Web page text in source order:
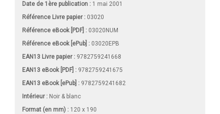
Date de 1ère publication : 1 mai 2001
Référence Livre papier : 03020
Référence eBook [PDF] : 03020NUM
Référence eBook [ePub] : 03020EPB
EAN13 Livre papier : 9782759241668
EAN13 eBook [PDF] : 9782759241675
EAN13 eBook [ePub] : 9782759241682
Intérieur : Noir & blanc
Format (en mm) : 120 x 190